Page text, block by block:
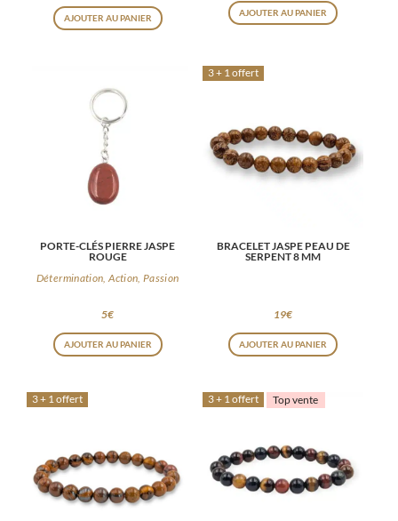
AJOUTER AU PANIER AJOUTER AU PANIER
PORTE-CLÉS PIERRE JASPE
ROUGE
Détermination, Action, Passion
5€
AJOUTER AU PANIER
3 + 1 offert
BRACELET JASPE PEAU DE
SERPENT 8 MM
19€
AJOUTER AU PANIER
3 + 1 offert 3 + 1 offert Top vente